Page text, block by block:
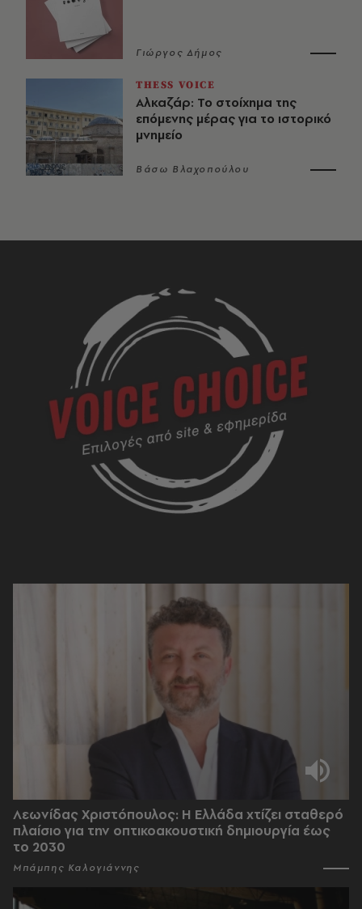
Γιώργος Δήμος
THESS VOICE
Αλκαζάρ: Το στοίχημα της
επόμενης μέρας για το ιστορικό
μνημείο
Βάσω Βλαχοπούλου
Λεωνίδας Χριστόπουλος: Η Ελλάδα χτίζει σταθερό
πλαίσιο για την οπτικοακουστική δημιουργία έως
το 2030
Μπάμπης Καλογιάννης